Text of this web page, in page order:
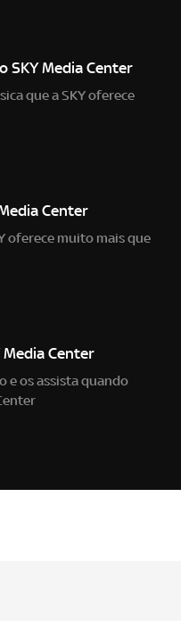
SKY Media Center
que a SKY oferece
Center
oferece muito mais que
Media Center
e os assista quando